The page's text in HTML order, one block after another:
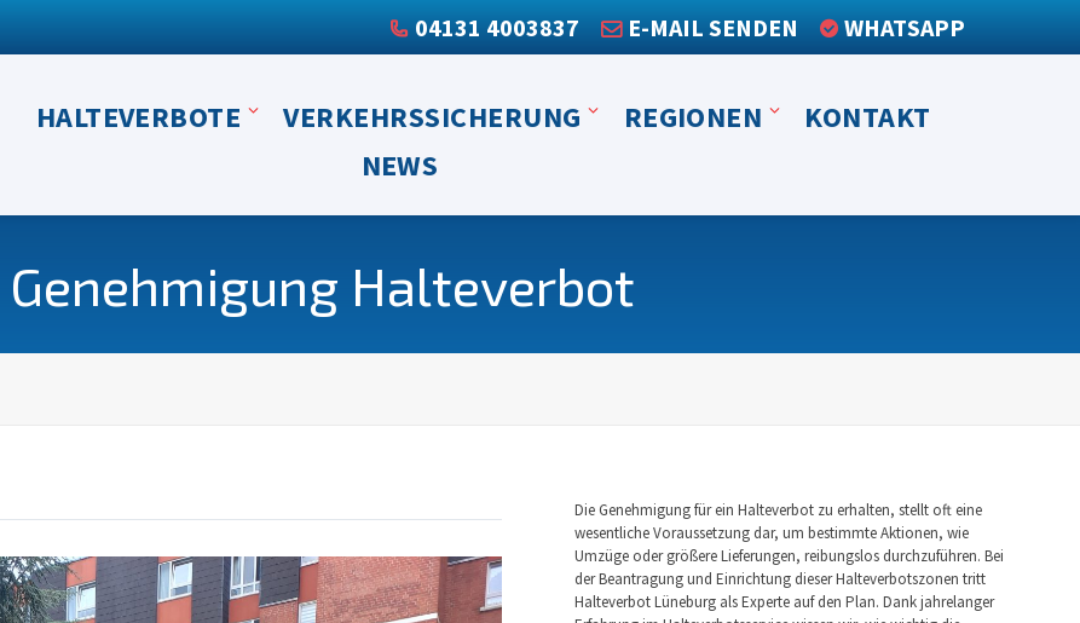
04131 4003837 E-MAIL SENDEN WHATSAPP
HALTEVERBOTE VERKEHRSSICHERUNG REGIONEN
KONTAKT
NEWS
Genehmigung Halteverbot
Die Genehmigung für ein Halteverbot zu erhalten, stellt oft eine
wesentliche Voraussetzung dar, um bestimmte Aktionen, wie
Umzüge oder größere Lieferungen, reibungslos durchzuführen. Bei
der Beantragung und Einrichtung dieser Halteverbotszonen tritt
Halteverbot Lüneburg als Experte auf den Plan. Dank jahrelanger